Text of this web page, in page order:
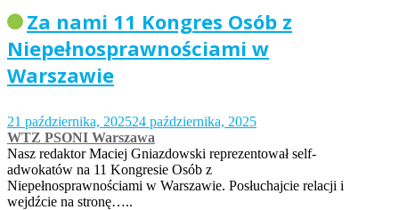
Za nami 11 Kongres Osób z
Niepełnosprawnościami w
Warszawie
21 października, 202524 października, 2025
WTZ PSONI Warszawa
Nasz redaktor Maciej Gniazdowski reprezentował self-
adwokatów na 11 Kongresie Osób z
Niepełnosprawnościami w Warszawie. Posłuchajcie relacji i
wejdźcie na stronę…..